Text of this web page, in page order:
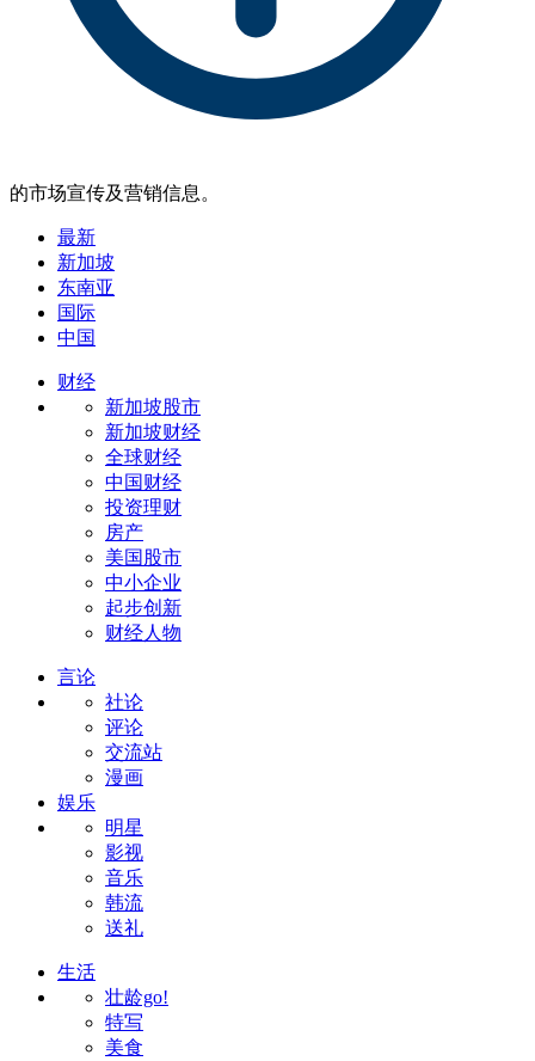
的市场宣传及营销信息。
最新
新加坡
东南亚
国际
中国
财经
新加坡股市
新加坡财经
全球财经
中国财经
投资理财
房产
美国股市
中小企业
起步创新
财经人物
言论
社论
评论
交流站
漫画
娱乐
明星
影视
音乐
韩流
送礼
生活
壮龄go!
特写
美食